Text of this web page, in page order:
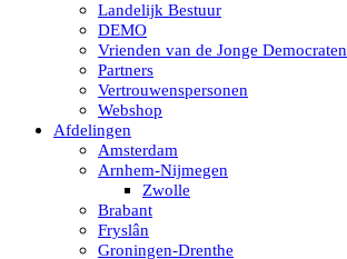
Landelijk Bestuur
DEMO
Vrienden van de Jonge Democraten
Partners
Vertrouwenspersonen
Webshop
Afdelingen
Amsterdam
Arnhem-Nijmegen
Zwolle
Brabant
Fryslân
Groningen-Drenthe